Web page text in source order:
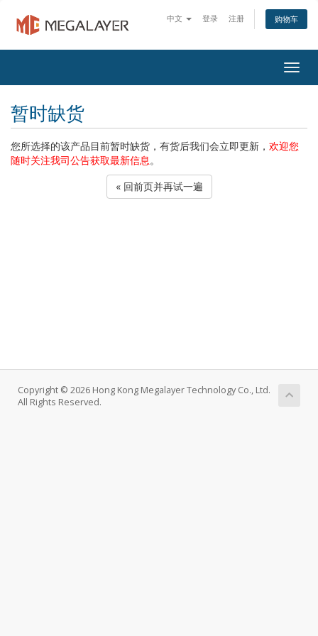
中文 登录 注册 购物车
暂时缺货
您所选择的该产品目前暂时缺货，有货后我们会立即更新， 欢迎您
随时关注我司公告获取最新信息。
« 回前页并再试一遍
Copyright © 2026 Hong Kong Megalayer Technology Co., Ltd.
All Rights Reserved.